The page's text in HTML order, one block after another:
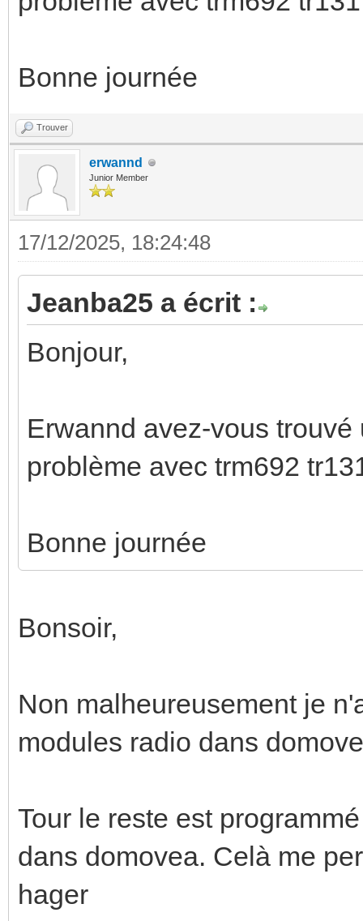
Bonne journée
Trouver
erwannd
Junior Member
17/12/2025, 18:24:48
Jeanba25 a écrit :
Bonjour,
Erwannd avez-vous
problème avec trm692
Bonne journée
Bonsoir,
Non malheureusement je
modules radio dans
Tour le reste est
dans domovea. Celà me
hager